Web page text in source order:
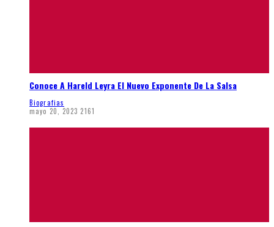
Conoce A Hareld Leyra El Nuevo Exponente De La Salsa
Biografias
mayo 20, 2023 2161